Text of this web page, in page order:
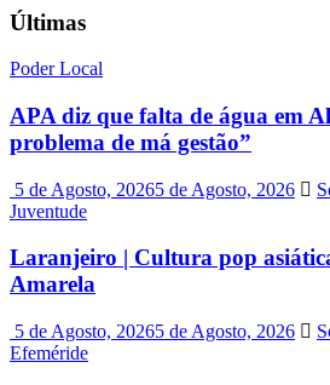
Últimas
Poder Local
APA diz que falta de água em
problema de má gestão”
5 de Agosto, 20265 de Agosto, 2026
Juventude
Laranjeiro | Cultura pop
Amarela
5 de Agosto, 20265 de Agosto, 2026
Efeméride